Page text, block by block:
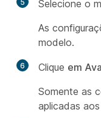
5
Selecione o
As
modelo.
6 Clique em
Somente as
aplicadas